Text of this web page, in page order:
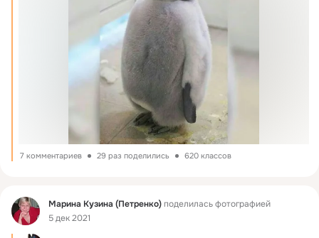
7 комментариев 29 раз поделились 620 классов
Фид Марина Кузина (Петренко)поделилась фотографией
5 дек 2021